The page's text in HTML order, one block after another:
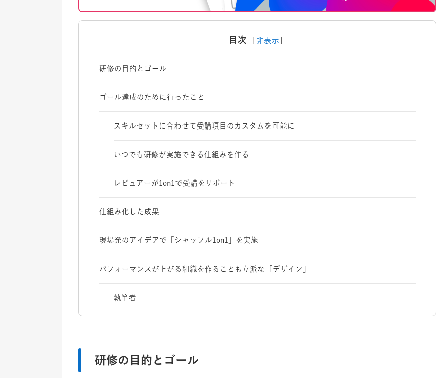
目次 非表示
研修の目的とゴール
ゴール達成のために行ったこと
スキルセットに合わせて受講項目のカスタムを可能に
いつでも研修が実施できる仕組みを作る
レビュアーが1on1で受講をサポート
仕組み化した成果
現場発のアイデアで「シャッフル1on1」を実施
パフォーマンスが上がる組織を作ることも立派な「デザイン」
執筆者
研修の目的とゴール